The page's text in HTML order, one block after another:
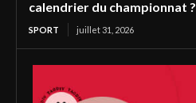
calendrier du championnat ?
SPORT juillet 31, 2026